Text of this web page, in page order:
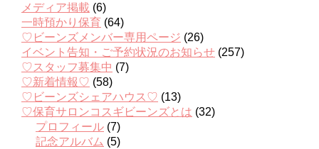
メディア掲載 (6)
一時預かり保育 (64)
♡ビーンズメンバー専用ページ (26)
イベント告知・ご予約状況のお知らせ (257)
♡スタッフ募集中 (7)
♡新着情報♡ (58)
♡ビーンズシェアハウス♡ (13)
♡保育サロンコスギビーンズとは (32)
プロフィール (7)
記念アルバム (5)